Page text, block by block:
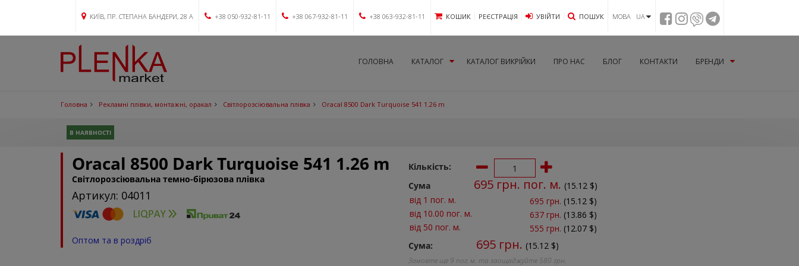
КИЇВ, ПР. СТЕПАНА БАНДЕРИ, 28 А +38 050-932-81-11 +38 067-932-81-11 +38 063-932-81-11 КОШИК РЕЄСТРАЦІЯ УВIЙТИ ПОШУК МОВА UA
ГОЛОВНА КАТАЛОГ КАТАЛОГ ВИКРІЙКИ ПРО НАС БЛОГ КОНТАКТИ БРЕНДИ
Головна Рекламні плівки, монтажні, оракал Світлорозсіювальна плівка Oracal 8500 Dark Turquoise 541 1.26 m
В НАЯВНОСТІ
Oracal 8500 Dark Turquoise 541 1.26 m
Світлорозсіювальна темно-бірюзова плівка
Артикул: 04011
Оптом та в роздріб
Кількість:
Сума
695 грн. пог. м. (15.12 $)
від 1 пог. м.
695 грн. (15.12 $)
від 10.00 пог. м.
637 грн. (13.86 $)
від 50 пог. м.
555 грн. (12.07 $)
Сума:
695 грн. (15.12 $)
Замовте ще 9 пог. м. та заощаджуйте 580 грн.